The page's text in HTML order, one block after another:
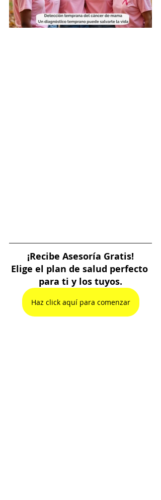
¡Recibe Asesoría Gratis!
Elige el plan de salud perfecto
para ti y los tuyos.
Haz click aquí para comenzar